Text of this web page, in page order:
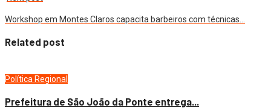
Workshop em Montes Claros capacita barbeiros com técnicas…
Related post
Política Regional
Prefeitura de São João da Ponte entrega...